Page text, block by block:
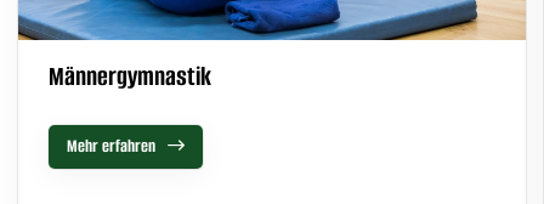
Männergymnastik
Mehr erfahren